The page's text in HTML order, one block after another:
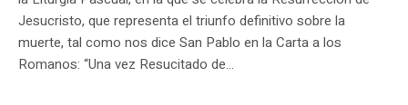
Jesucristo, que representa el triunfo definitivo sobre la
muerte, tal como nos dice San Pablo en la Carta a los
Romanos: “Una vez Resucitado de...